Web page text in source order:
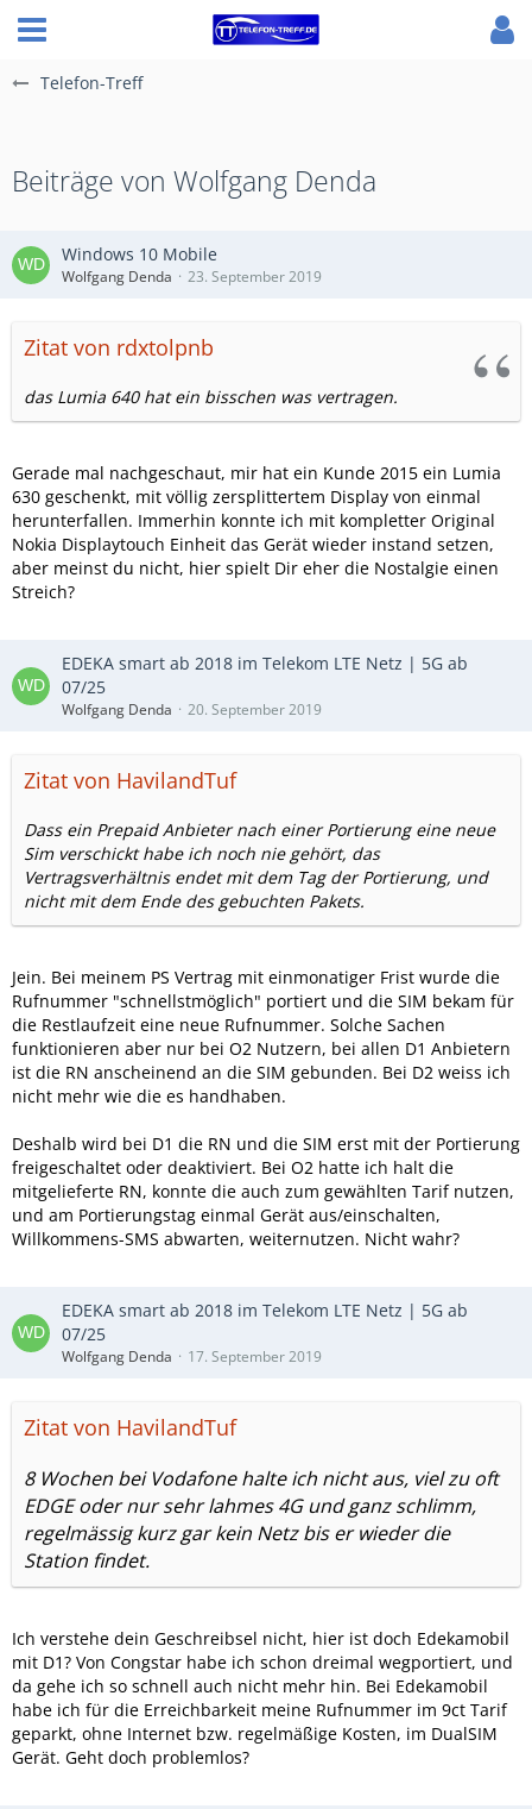
Telefon-Treff
Beiträge von Wolfgang Denda
Windows 10 Mobile
Wolfgang Denda 23. September 2019
Zitat von rdxtolpnb
das Lumia 640 hat ein bisschen was vertragen.
Gerade mal nachgeschaut, mir hat ein Kunde 2015 ein Lumia
630 geschenkt, mit völlig zersplittertem Display von einmal
herunterfallen. Immerhin konnte ich mit kompletter Original
Nokia Displaytouch Einheit das Gerät wieder instand setzen,
aber meinst du nicht, hier spielt Dir eher die Nostalgie einen
Streich?
EDEKA smart ab 2018 im Telekom LTE Netz | 5G ab
07/25
Wolfgang Denda 20. September 2019
Zitat von HavilandTuf
Dass ein Prepaid Anbieter nach einer Portierung eine neue
Sim verschickt habe ich noch nie gehört, das
Vertragsverhältnis endet mit dem Tag der Portierung, und
nicht mit dem Ende des gebuchten Pakets.
Jein. Bei meinem PS Vertrag mit einmonatiger Frist wurde die
Rufnummer "schnellstmöglich" portiert und die SIM bekam für
die Restlaufzeit eine neue Rufnummer. Solche Sachen
funktionieren aber nur bei O2 Nutzern, bei allen D1 Anbietern
ist die RN anscheinend an die SIM gebunden. Bei D2 weiss ich
nicht mehr wie die es handhaben.
Deshalb wird bei D1 die RN und die SIM erst mit der Portierung
freigeschaltet oder deaktiviert. Bei O2 hatte ich halt die
mitgelieferte RN, konnte die auch zum gewählten Tarif nutzen,
und am Portierungstag einmal Gerät aus/einschalten,
Willkommens-SMS abwarten, weiternutzen. Nicht wahr?
EDEKA smart ab 2018 im Telekom LTE Netz | 5G ab
07/25
Wolfgang Denda 17. September 2019
Zitat von HavilandTuf
8 Wochen bei Vodafone halte ich nicht aus, viel zu oft
EDGE oder nur sehr lahmes 4G und ganz schlimm,
regelmässig kurz gar kein Netz bis er wieder die
Station findet.
Ich verstehe dein Geschreibsel nicht, hier ist doch Edekamobil
mit D1? Von Congstar habe ich schon dreimal wegportiert, und
da gehe ich so schnell auch nicht mehr hin. Bei Edekamobil
habe ich für die Erreichbarkeit meine Rufnummer im 9ct Tarif
geparkt, ohne Internet bzw. regelmäßige Kosten, im DualSIM
Gerät. Geht doch problemlos?